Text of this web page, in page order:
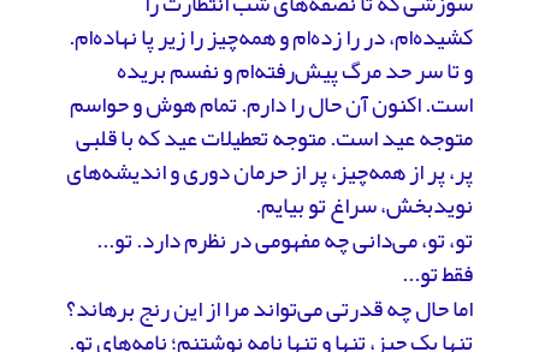
کشیده‌ام، در را زده‌ام و همه‌چیز را زیر پا نهاده‌ام.
و تا سر حد مرگ پیش‌رفته‌ام و نفسم بریده
است. اکنون آن حال را دارم. تمام هوش و حواسم
متوجه عید است. متوجه تعطیلات عید که با قلبی
پر، پر از همه‌چیز، پر از حرمان دوری و اندیشه‌های
نویدبخش، سراغ تو بیایم.
تو، تو، می‌دانی چه مفهومی در نظرم دارد. تو...
فقط تو...
اما حال چه قدرتی می‌تواند مرا از این رنج برهاند؟
تنها یک چیز، تنها و تنها نامه نوشتنم؛ نامه‌های تو.